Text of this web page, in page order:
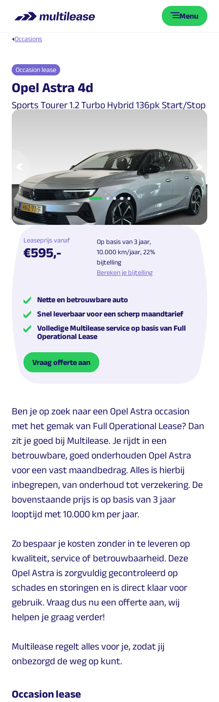
Menu
Occasions
Opel Astra 4d
Sports Tourer 1.2 Turbo Hybrid 136pk Start/Stop
eDCT GS
Occasion lease
Leaseprijs vanaf
€595,-
Op basis van 3 jaar,
10.000 km/jaar, 22%
bijtelling
Bereken je bijtelling
Nette en betrouwbare auto
Snel leverbaar voor een scherp maandtarief
Volledige Multilease service op basis van Full
Operational Lease
Vraag offerte aan
Ben je op zoek naar een Opel Astra occasion
met het gemak van Full Operational Lease? Dan
zit je goed bij Multilease. Je rijdt in een
betrouwbare, goed onderhouden Opel Astra
voor een vast maandbedrag. Alles is hierbij
inbegrepen, van onderhoud tot verzekering. De
bovenstaande prijs is op basis van 3 jaar
looptijd met 10.000 km per jaar.
Zo bespaar je kosten zonder in te leveren op
kwaliteit, service of betrouwbaarheid. Deze
Opel Astra is zorgvuldig gecontroleerd op
schades en storingen en is direct klaar voor
gebruik. Vraag dus nu een offerte aan, wij
helpen je graag verder!
Multilease regelt alles voor je, zodat jij
onbezorgd de weg op kunt.
Occasion lease